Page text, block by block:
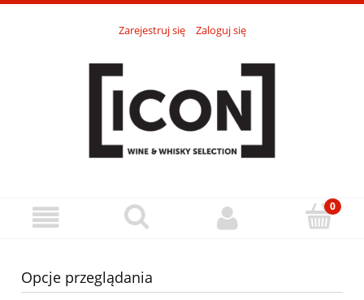
Zarejestruj się Zaloguj się
Opcje przeglądania